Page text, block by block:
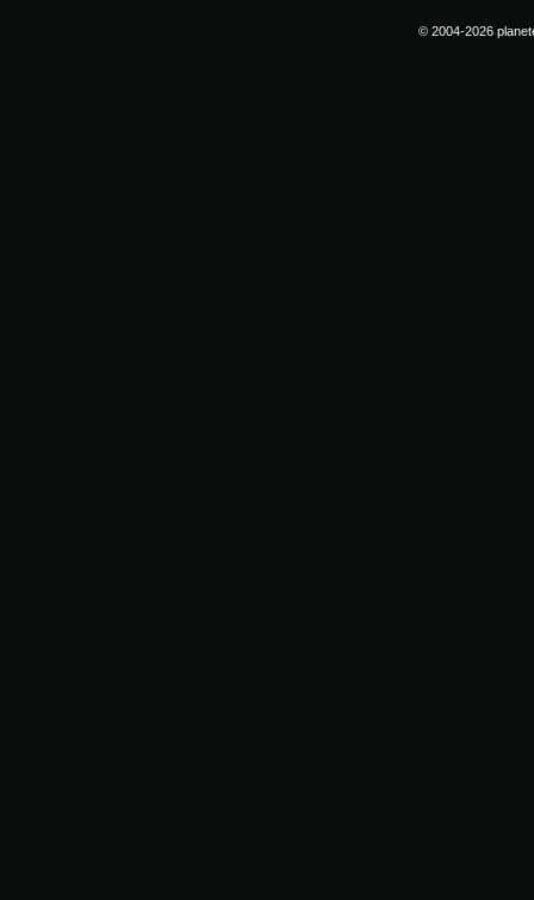
© 2004-2026